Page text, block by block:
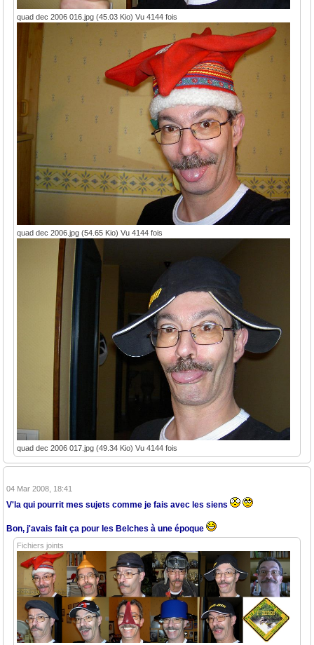
quad dec 2006 016.jpg (45.03 Kio) Vu 4144 fois
quad dec 2006.jpg (54.65 Kio) Vu 4144 fois
quad dec 2006 017.jpg (49.34 Kio) Vu 4144 fois
04 Mar 2008, 18:41
V'la qui pourrit mes sujets comme je fais avec les siens
Bon, j'avais fait ça pour les Belches à une époque
Fichiers joints